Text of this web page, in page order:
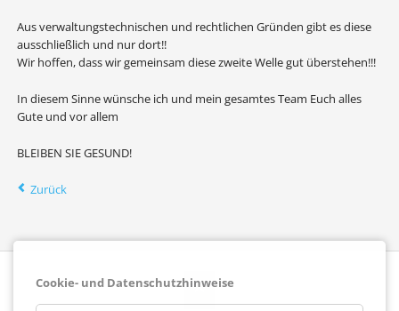
Aus verwaltungstechnischen und rechtlichen Gründen gibt es diese
ausschließlich und nur dort!!
Wir hoffen, dass wir gemeinsam diese zweite Welle gut überstehen!!!
In diesem Sinne wünsche ich und mein gesamtes Team Euch alles
Gute und vor allem
BLEIBEN SIE GESUND!
Zurück
Cookie- und Datenschutzhinweise